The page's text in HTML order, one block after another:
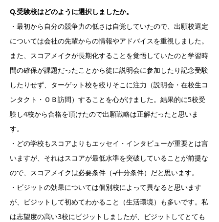
Q.受験校はどのように選択しましたか。
・最初から自分の競争力の低さは自覚していたので、出願校選定
については会社の先輩からの情報やアドバイスを重視しました。
また、スコアメイクが長期化することを覚悟していたのと学習時
間の確保が課題だったことから徒に説明会に参加したり記念受験
したりせず、ターゲット校を絞りそこに注力（説明会・在校生コ
ンタクト・ＯＢ訪問）することを心がけました。結果的に5校受
験し4校から合格を頂けたので出願戦略は正解だったと思いま
す。
・どの学校もスコアよりもエッセイ・インタビューが重要とは言
いますが、それはスコアが最低水準を突破していることが前提な
ので、スコアメイクは必要条件（≠十分条件）だと思います。
・ビジットの効果については個別校によって異なると思います
が、ビジットして初めてわかること（生活環境）も多いです。私
は志望度の高い3校にビジットしましたが、ビジットしてとても